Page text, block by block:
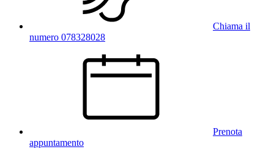
Chiama il
numero 078328028
Prenota
appuntamento